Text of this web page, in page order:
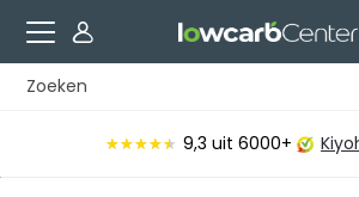
★★★★★
★★★★★ 9,3 uit 6000+